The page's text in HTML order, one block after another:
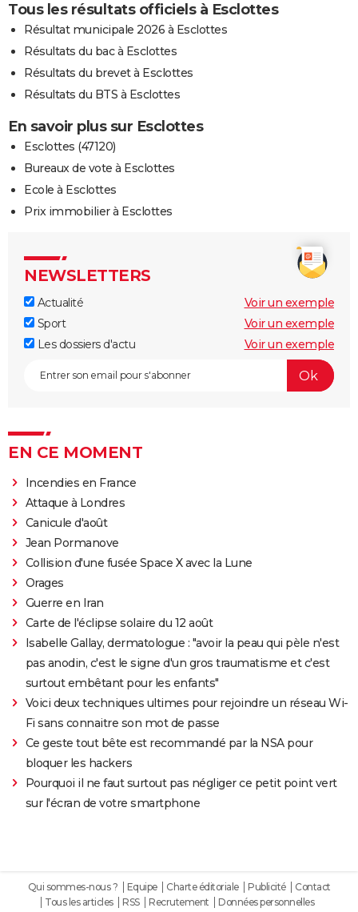
Tous les résultats officiels à Esclottes
Résultat municipale 2026 à Esclottes
Résultats du bac à Esclottes
Résultats du brevet à Esclottes
Résultats du BTS à Esclottes
En savoir plus sur Esclottes
Esclottes (47120)
Bureaux de vote à Esclottes
Ecole à Esclottes
Prix immobilier à Esclottes
NEWSLETTERS
Actualité
Voir un exemple
Sport
Voir un exemple
Les dossiers d'actu
Voir un exemple
EN CE MOMENT
Incendies en France
Attaque à Londres
Canicule d'août
Jean Pormanove
Collision d'une fusée Space X avec la Lune
Orages
Guerre en Iran
Carte de l'éclipse solaire du 12 août
Isabelle Gallay, dermatologue : "avoir la peau qui pèle n'est
pas anodin, c'est le signe d'un gros traumatisme et c'est
surtout embêtant pour les enfants"
Voici deux techniques ultimes pour rejoindre un réseau Wi-
Fi sans connaitre son mot de passe
Ce geste tout bête est recommandé par la NSA pour
bloquer les hackers
Pourquoi il ne faut surtout pas négliger ce petit point vert
sur l'écran de votre smartphone
Qui sommes-nous ? Equipe Charte éditoriale Publicité
Contact
Tous les articles
RSS Recrutement
Données personnelles